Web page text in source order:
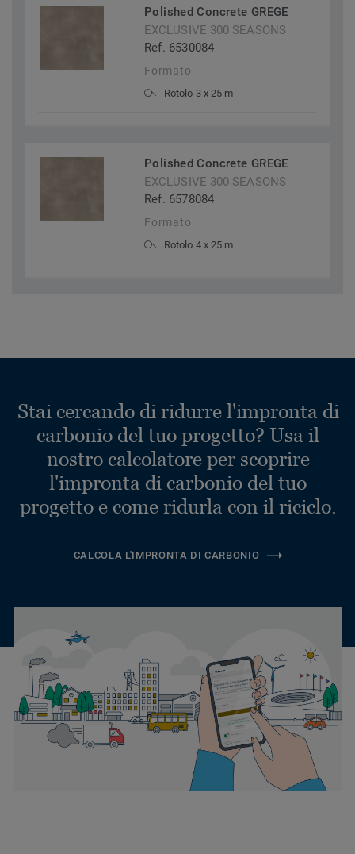
Polished Concrete GREGE
EXCLUSIVE 300 SEASONS
Ref. 6530084
Formato
Rotolo 3 x 25 m
Polished Concrete GREGE
EXCLUSIVE 300 SEASONS
Ref. 6578084
Formato
Rotolo 4 x 25 m
Stai cercando di ridurre l'impronta di
carbonio del tuo progetto? Usa il
nostro calcolatore per scoprire
l'impronta di carbonio del tuo
progetto e come ridurla con il riciclo.
CALCOLA L'IMPRONTA DI CARBONIO